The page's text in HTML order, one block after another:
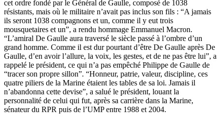
cet ordre fondé par le Général de Gaulle, composé de 1038
résistants, mais où le militaire n’avait pas inclus son fils : “A jamais
ils seront 1038 compagnons et un, comme il y eut trois
mousquetaires et un”, a rendu hommage Emmanuel Macron.
“L’amiral De Gaulle aura traversé le siècle passé à l’ombre d’un
grand homme. Comme il est dur pourtant d’être De Gaulle après De
Gaulle, d’en avoir l’allure, la voix, les gestes, et de ne pas être lui”, a
rappelé le président, ce qui n’a pas empêché Philippe de Gaulle de
“tracer son propre sillon”. “Honneur, patrie, valeur, discipline, ces
quatre piliers de la Marine étaient les tables de sa loi. Jamais il
n’abandonna cette devise”, a salué le président, louant la
personnalité de celui qui fut, après sa carrière dans la Marine,
sénateur du RPR puis de l’UMP entre 1988 et 2004.